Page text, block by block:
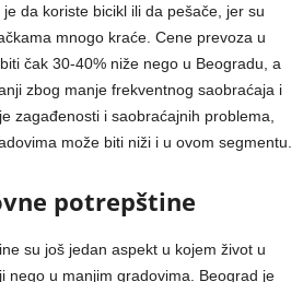
da koriste bicikl ili da pešače, jer su
mnogo kraće. Cene prevoza u
čak 30-40% niže nego u Beogradu, a
zbog manje frekventnog saobraćaja i
zagađenosti i saobraćajnih problema,
može biti niži i u ovom segmentu.
potrepštine
su još jedan aspekt u kojem život u
nego u manjim gradovima. Beograd je